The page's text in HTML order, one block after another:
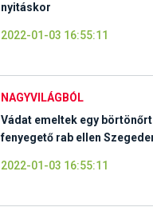
nyitáskor
2022-01-03 16:55:11
NAGYVILÁGBÓL
Vádat emeltek egy
fenyegető rab ellen
2022-01-03 16:55:11